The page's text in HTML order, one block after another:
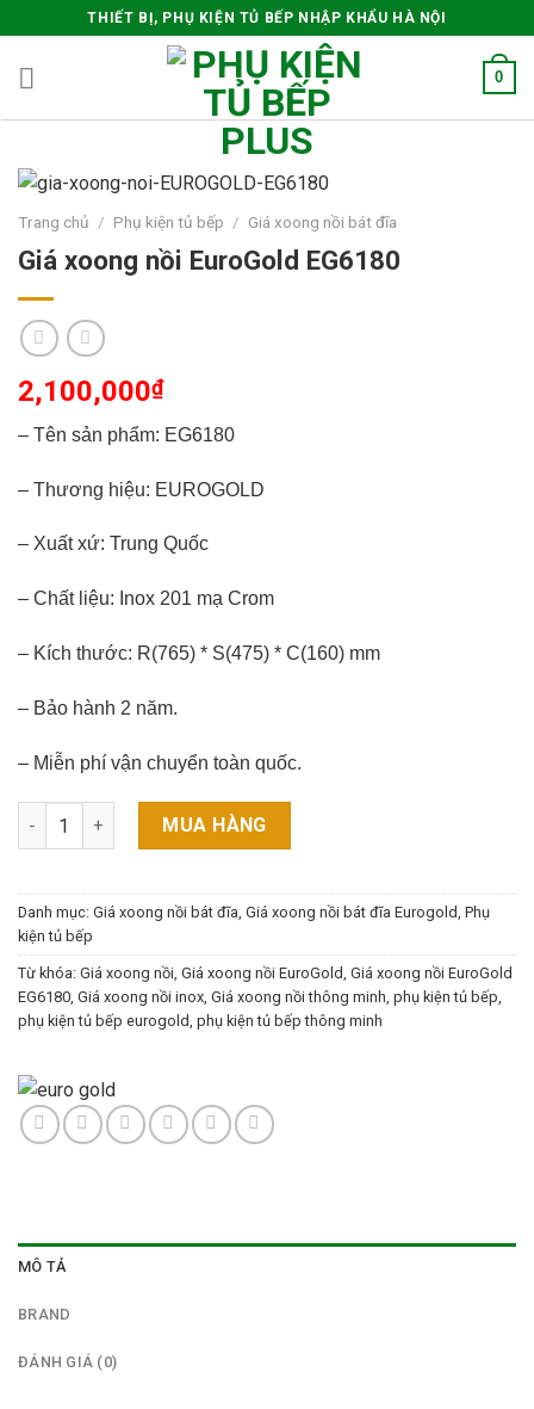
to
content
THIẾT BỊ, PHỤ KIỆN TỦ BẾP NHẬP KHẨU HÀ NỘI
0
Trang chủ / Phụ kiện tủ bếp / Giá xoong nồi bát đĩa
Giá xoong nồi EuroGold EG6180
2,100,000₫
– Tên sản phẩm: EG6180
– Thương hiệu: EUROGOLD
– Xuất xứ: Trung Quốc
– Chất liệu: Inox 201 mạ Crom
– Kích thước: R(765) * S(475) * C(160) mm
– Bảo hành 2 năm.
– Miễn phí vận chuyển toàn quốc.
Giá xoong nồi EuroGold EG6180 số lượng
MUA HÀNG
Danh mục: Giá xoong nồi bát đĩa, Giá xoong nồi bát đĩa Eurogold, Phụ
kiện tủ bếp
Từ khóa: Giá xoong nồi, Giá xoong nồi EuroGold, Giá xoong nồi EuroGold
EG6180, Giá xoong nồi inox, Giá xoong nồi thông minh, phụ kiện tủ bếp,
phụ kiện tủ bếp eurogold, phụ kiện tủ bếp thông minh
MÔ TẢ
BRAND
ĐÁNH GIÁ (0)